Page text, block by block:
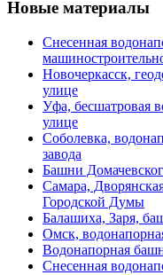
Новые материалы
Снесенная
Новочеркасск,
улице
Уфа, бесшатровая
улице
Соболевка,
завода
Башни
Самара,
Городской Думы
Балашиха, Заря,
Омск,
Водонапорная
Снесенная